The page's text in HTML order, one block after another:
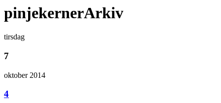
pinjekernerArkiv
tirsdag
7
oktober 2014
4